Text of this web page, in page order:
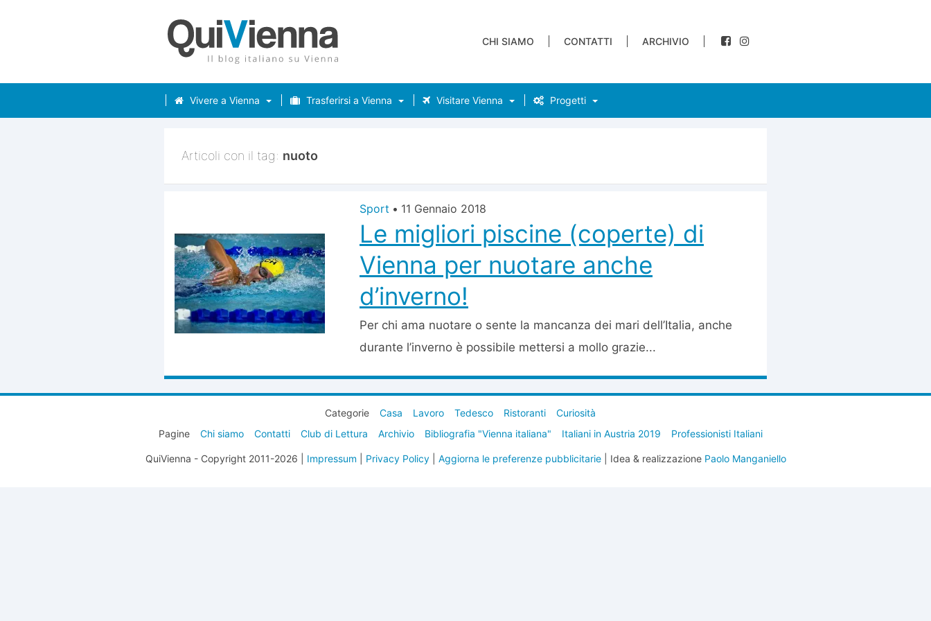
CHI SIAMO CONTATTI ARCHIVIO
Vivere a Vienna Trasferirsi a Vienna Visitare Vienna Progetti
Articoli con il tag: nuoto
Sport • 11 Gennaio 2018
Le migliori piscine (coperte) di
Vienna per nuotare anche
d’inverno!
Per chi ama nuotare o sente la mancanza dei mari dell’Italia, anche
durante l’inverno è possibile mettersi a mollo grazie...
Categorie Casa Lavoro Tedesco Ristoranti
Curiosità
Pagine
Chi siamo Contatti Club di Lettura Archivio Bibliografia "Vienna italiana" Italiani in Austria 2019 Professionisti Italiani
QuiVienna - Copyright 2011-2026 | Impressum Privacy Policy| Aggiorna le preferenze pubblicitarie| Idea & realizzazione Paolo Manganiello